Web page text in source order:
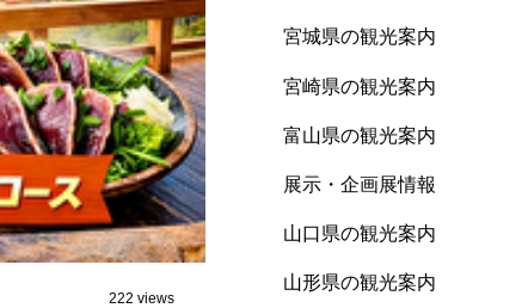
222 views
宮城県の観光案内
宮崎県の観光案内
富山県の観光案内
展示・企画展情報
山口県の観光案内
山形県の観光案内